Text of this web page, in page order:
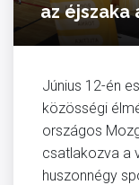
az éjszaka
Június 12-én
közösségi
országos
csatlakozva a
huszonnégy